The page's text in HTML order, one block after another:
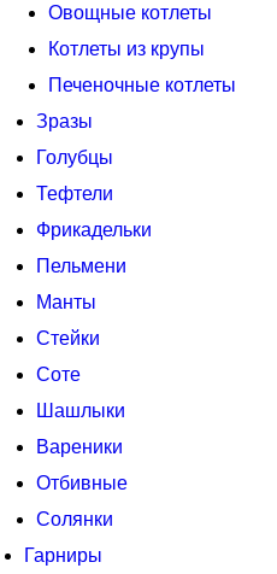
Овощные котлеты
Котлеты из крупы
Печеночные котлеты
Зразы
Голубцы
Тефтели
Фрикадельки
Пельмени
Манты
Стейки
Соте
Шашлыки
Вареники
Отбивные
Солянки
Гарниры